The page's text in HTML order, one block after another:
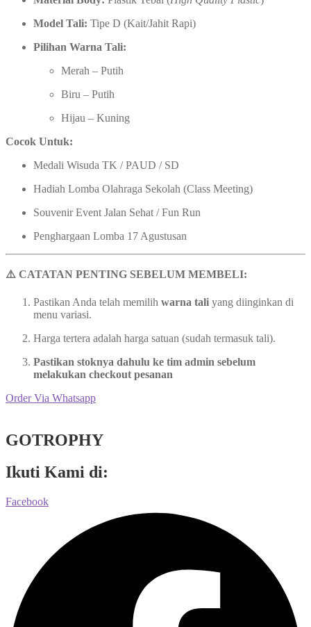
Model Tali: Tipe D (Kait/Jahit Rapi)
Pilihan Warna Tali:
Merah – Putih
Biru – Putih
Hijau – Kuning
Cocok Untuk:
Medali Wisuda TK / PAUD / SD
Hadiah Lomba Olahraga Sekolah (Class Meeting)
Souvenir Event Jalan Sehat / Fun Run
Penghargaan Lomba 17 Agustusan
⚠️ CATATAN PENTING SEBELUM MEMBELI:
Pastikan Anda telah memilih warna tali yang diinginkan di
menu variasi.
Harga tertera adalah harga satuan (sudah termasuk tali).
Pastikan stoknya dahulu ke tim admin sebelum
melakukan checkout pesanan
Order Via Whatsapp
GOTROPHY
Ikuti Kami di:
Facebook